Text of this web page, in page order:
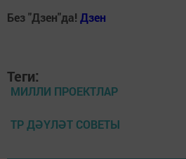
Без "Дзен"да! Дзен
Теги:
МИЛЛИ ПРОЕКТЛАР
ТР ДӘҮЛӘТ СОВЕТЫ